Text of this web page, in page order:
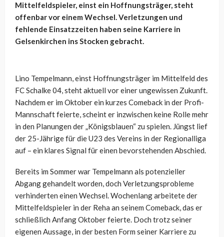
Mittelfeldspieler, einst ein Hoffnungsträger, steht
offenbar vor einem Wechsel. Verletzungen und
fehlende Einsatzzeiten haben seine Karriere in
Gelsenkirchen ins Stocken gebracht.
Lino Tempelmann, einst Hoffnungsträger im Mittelfeld des
FC Schalke 04, steht aktuell vor einer ungewissen Zukunft.
Nachdem er im Oktober ein kurzes Comeback in der Profi-
Mannschaft feierte, scheint er inzwischen keine Rolle mehr
in den Planungen der „Königsblauen“ zu spielen. Jüngst lief
der 25-Jährige für die U23 des Vereins in der Regionalliga
auf – ein klares Signal für einen bevorstehenden Abschied.
Bereits im Sommer war Tempelmann als potenzieller
Abgang gehandelt worden, doch Verletzungsprobleme
verhinderten einen Wechsel. Wochenlang arbeitete der
Mittelfeldspieler in der Reha an seinem Comeback, das er
schließlich Anfang Oktober feierte. Doch trotz seiner
eigenen Aussage, in der besten Form seiner Karriere zu